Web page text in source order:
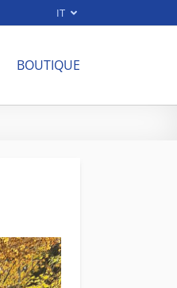
IT
BOUTIQUE